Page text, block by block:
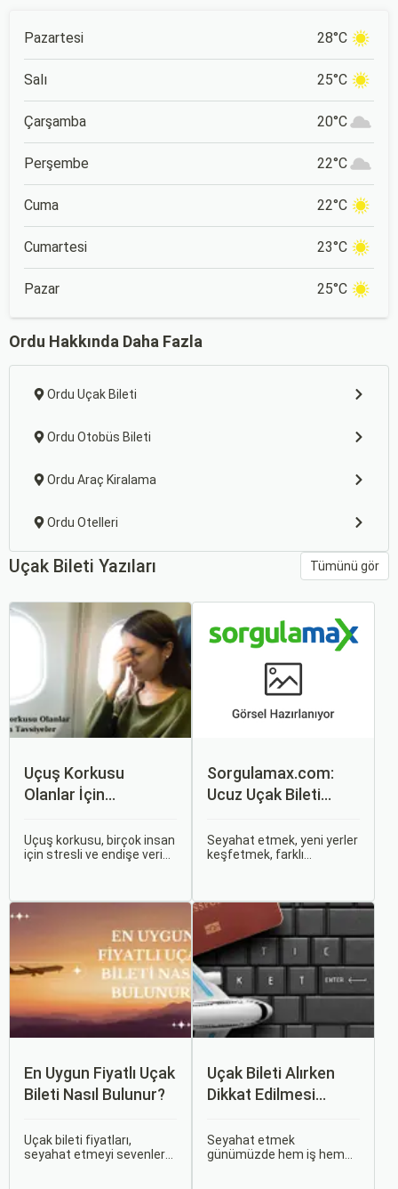
Pazartesi 28°C
Salı 25°C
Çarşamba 20°C
Perşembe 22°C
Cuma 22°C
Cumartesi 23°C
Pazar 25°C
Ordu Hakkında Daha Fazla
Ordu Uçak Bileti
Ordu Otobüs Bileti
Ordu Araç Kiralama
Ordu Otelleri
Uçak Bileti Yazıları Tümünü gör
Uçuş Korkusu
Olanlar İçin
Uçuş korkusu, birçok insan
için stresli ve endişe verici
etmek zorunda olan kişiler
Sorgulamax.com:
Ucuz Uçak Bileti
Seyahat etmek, yeni yerler
keşfetmek, farklı
bir yoldur. Bu yolculukların
ilk adımı ise, genellikle bir
uçak bileti satın almaktır.
En Uygun Fiyatlı Uçak
Bileti Nasıl Bulunur?
Uçak bileti fiyatları,
seyahat etmeyi sevenler
Uçak Bileti Alırken
Dikkat Edilmesi
Nokta
Seyahat etmek
günümüzde hem iş hem